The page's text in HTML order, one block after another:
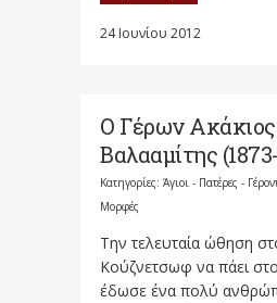
24 Ιουνίου 2012
Ο Γέρων Ακάκιος
Βαλααμίτης
Κατηγορίες: Άγιοι - Πατέρες -
Μορφές
Την τελευταία ώθηση
Κούζνετσωφ να πάει
έδωσε ένα πολύ